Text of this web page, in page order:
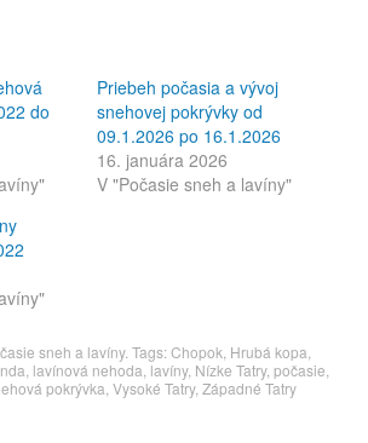
do
Priebeh počasia a vývoj
snehovej pokrývky od
09.1.2026 po 16.1.2026
16. januára 2026
V "Počasie sneh a lavíny"
sneh a lavíny. Tags:Chopok Hrubá kopa
lavínová nehoda lavíny, Nízke Tatry, počasie
pokrývka Vysoké Tatry, Západné Tatry